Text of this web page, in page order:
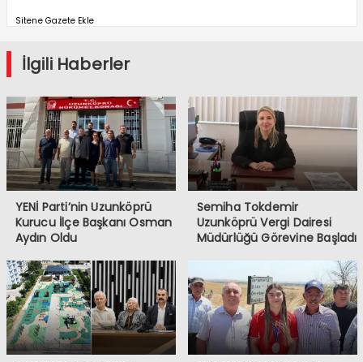
Sitene Gazete Ekle
İlgili Haberler
YENİ Parti’nin Uzunköprü
Kurucu İlçe Başkanı Osman
Aydın Oldu
Semiha Tokdemir
Uzunköprü Vergi Dairesi
Müdürlüğü Görevine Başladı